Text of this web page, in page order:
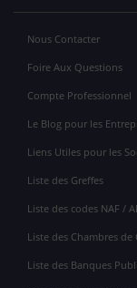
Nous Contacter
Foire Aux Questions
Compte Professionnel
Le Blog pour les
Liens Utiles pour les
Liste des Greffes
Liste des codes NAF /
Liste des Chambres
Liste des Banques